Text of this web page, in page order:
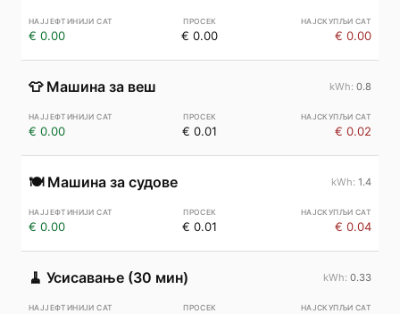
€ 0.00 € 0.00 € 0.00
👕 Машина за веш 0.8
€ 0.00 € 0.01 € 0.02
🍽️ Машина за судове 1.4
€ 0.00 € 0.01 € 0.04
🧹 Усисавање (30 мин) 0.33